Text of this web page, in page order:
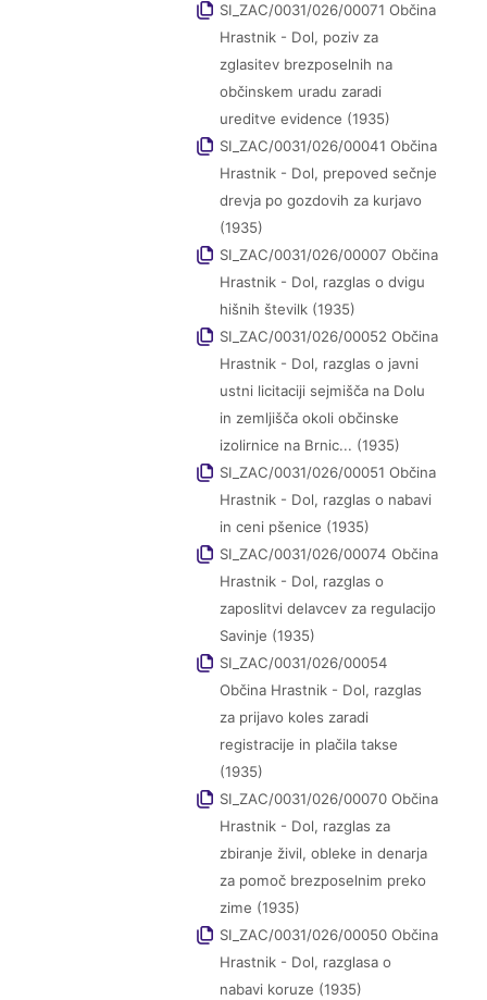
SI_ZAC/0031/026/00071 Občina
Hrastnik - Dol, poziv za
zglasitev brezposelnih na
občinskem uradu zaradi
ureditve evidence (1935)
SI_ZAC/0031/026/00041 Občina
Hrastnik - Dol, prepoved sečnje
drevja po gozdovih za kurjavo
(1935)
SI_ZAC/0031/026/00007 Občina
Hrastnik - Dol, razglas o dvigu
hišnih številk (1935)
SI_ZAC/0031/026/00052 Občina
Hrastnik - Dol, razglas o javni
ustni licitaciji sejmišča na Dolu
in zemljišča okoli občinske
izolirnice na Brnic... (1935)
SI_ZAC/0031/026/00051 Občina
Hrastnik - Dol, razglas o nabavi
in ceni pšenice (1935)
SI_ZAC/0031/026/00074 Občina
Hrastnik - Dol, razglas o
zaposlitvi delavcev za regulacijo
Savinje (1935)
SI_ZAC/0031/026/00054
Občina Hrastnik - Dol, razglas
za prijavo koles zaradi
registracije in plačila takse
(1935)
SI_ZAC/0031/026/00070 Občina
Hrastnik - Dol, razglas za
zbiranje živil, obleke in denarja
za pomoč brezposelnim preko
zime (1935)
SI_ZAC/0031/026/00050 Občina
Hrastnik - Dol, razglasa o
nabavi koruze (1935)